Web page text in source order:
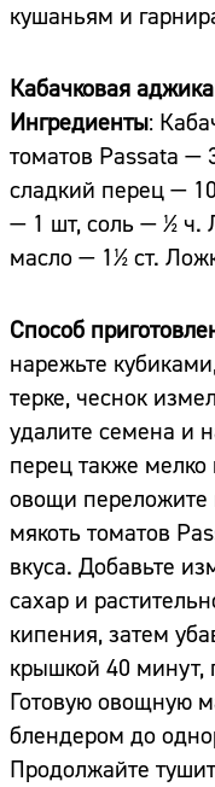
кушаньям и
Кабачковая аджика
Ингредиенты:
томатов Passata —
сладкий перец —
— 1 шт, соль — ½ ч.
масло — 1½ ст.
Способ
нарежьте
терке, чеснок
удалите семена и
перец также
овощи переложите
мякоть томатов
вкуса. Добавьте
сахар и
кипения, затем
крышкой 40
Готовую овощную
блендером до
Продолжайте